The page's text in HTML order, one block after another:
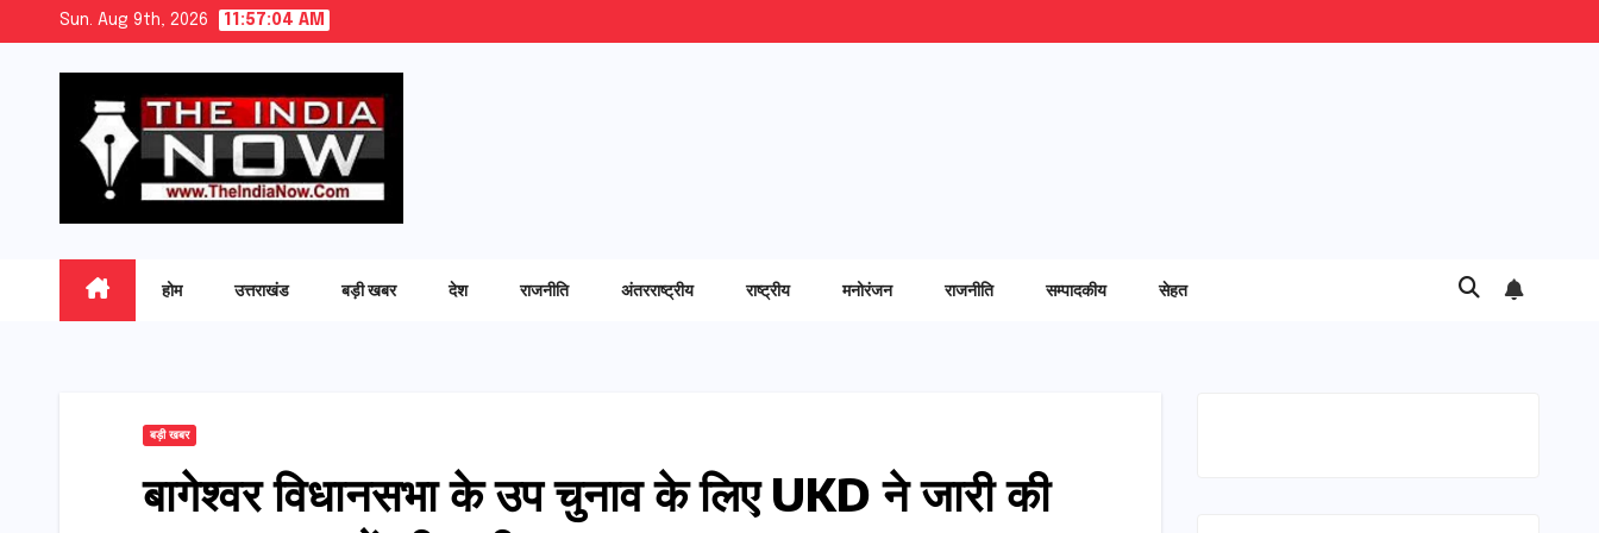
Sun. Aug 9th, 2026 11:57:05 AM
होम उत्तराखंड बड़ी खबर देश राजनीति अंतरराष्ट्रीय राष्ट्रीय मनोरंजन राजनीति सम्पादकीय सेहत
बड़ी खबर
बागेश्वर विधानसभा के उप चुनाव के लिए UKD ने जारी की